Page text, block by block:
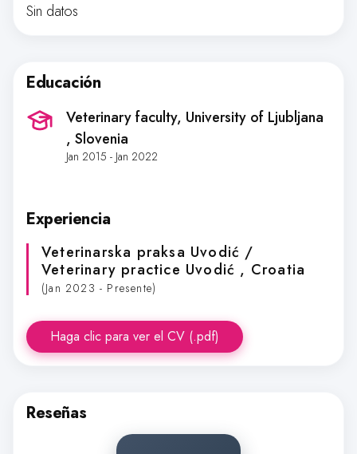
Sin datos
Educación
Veterinary faculty, University of Ljubljana
, Slovenia
Jan 2015 - Jan 2022
Experiencia
Veterinarska praksa Uvodić /
Veterinary practice Uvodić , Croatia
(Jan 2023 - Presente)
Haga clic para ver el CV (.pdf)
Reseñas